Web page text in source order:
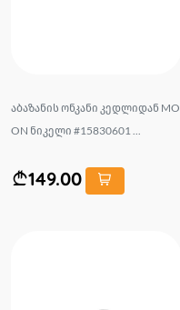
აბაზანის ონკანი კედლიდან MO
ON ნიკელი #15830601 ...
149.00